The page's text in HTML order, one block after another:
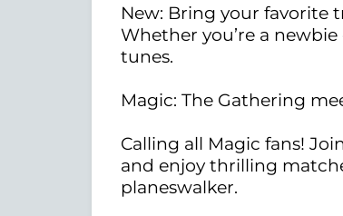
New: Bring your favorite
Whether you’re a newbie
tunes.
Magic: The Gathering
Calling all Magic fans!
and enjoy thrilling
planeswalker.